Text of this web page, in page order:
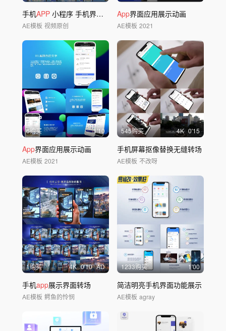
手机APP 小程序 手机界面功能展示
AE模板 视频原创
App界面应用展示动画
AE模板 2021
6购买 1'10
App界面应用展示动画
AE模板 2021
545购买 4K 0'15
手机屏幕抠像替换无缝转场
AE模板 不改呀
1购买 4K 0'10 AD
手机app展示界面转场
AE模板 鳄鱼的怜悯
1233购买 1'00
简洁明亮手机界面功能展示
AE模板 agray